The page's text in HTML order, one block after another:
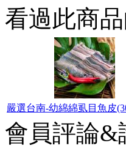
看過此商
嚴選台南-幼綿綿虱目魚皮
會員評論&